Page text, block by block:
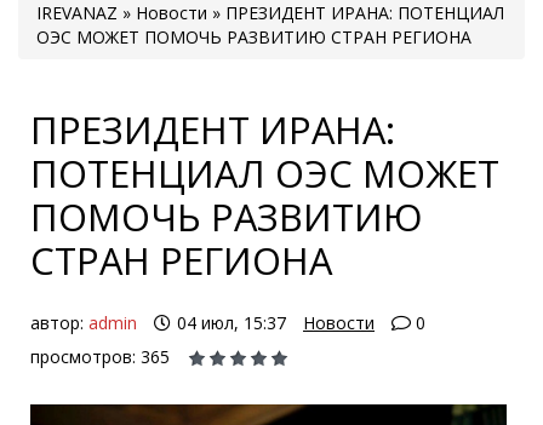
IREVANAZ » Новости » ПРЕЗИДЕНТ ИРАНА: ПОТЕНЦИАЛ
ОЭС МОЖЕТ ПОМОЧЬ РАЗВИТИЮ СТРАН РЕГИОНА
ПРЕЗИДЕНТ ИРАНА:
ПОТЕНЦИАЛ ОЭС МОЖЕТ
ПОМОЧЬ РАЗВИТИЮ
СТРАН РЕГИОНА
автор: admin 04 июл, 15:37 Новости
0
просмотров: 365